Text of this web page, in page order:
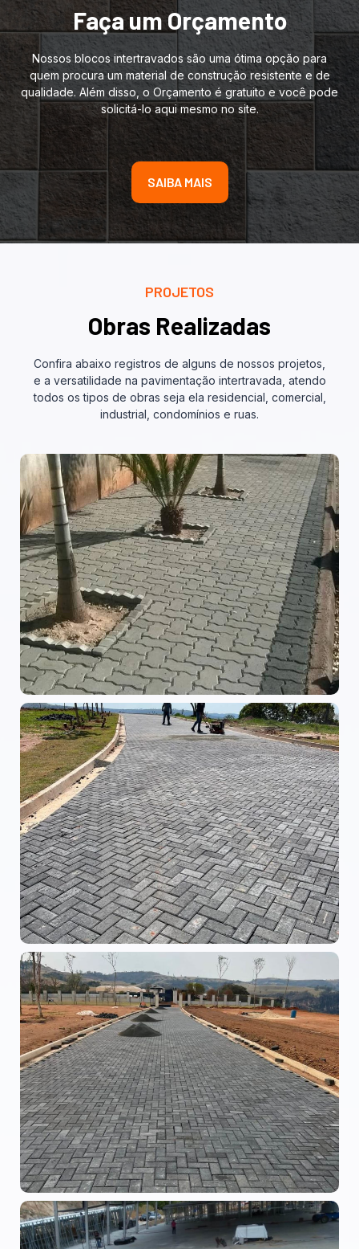
Faça um Orçamento
Nossos blocos intertravados são uma ótima opção para
quem procura um material de construção resistente e de
qualidade. Além disso, o Orçamento é gratuito e você pode
solicitá-lo aqui mesmo no site.
SAIBA MAIS
PROJETOS
Obras Realizadas
Confira abaixo registros de alguns de nossos projetos,
e a versatilidade na pavimentação intertravada, atendo
todos os tipos de obras seja ela residencial, comercial,
industrial, condomínios e ruas.